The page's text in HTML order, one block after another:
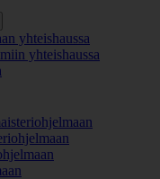
yhteishaussa
yhteishaussa